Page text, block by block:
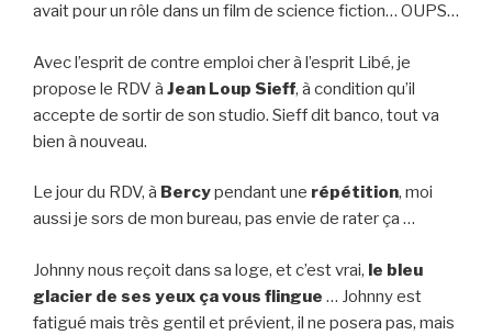
avait pour un rôle dans un film de science fiction… OUPS…
Avec l’esprit de contre emploi cher à l’esprit Libé, je
propose le RDV à Jean Loup Sieff, à condition qu’il
accepte de sortir de son studio. Sieff dit banco, tout va
bien à nouveau.
Le jour du RDV, à Bercypendant une répétition, moi
aussi je sors de mon bureau, pas envie de rater ça …
Johnny nous reçoit dans sa loge, et c’est vrai, le bleu
glacier de ses yeux ça vous flingue … Johnny est
fatigué mais très gentil et prévient, il ne posera pas, mais